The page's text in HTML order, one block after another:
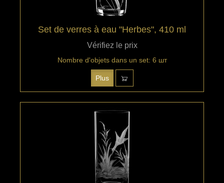
Set de verres à eau "Herbes", 410 ml
Vérifiez le prix
Nombre d'objets dans un set: 6 шт
Plus